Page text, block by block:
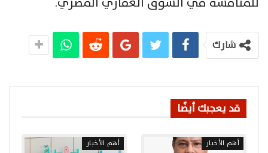
شارك
قد يعجبك أيضًا
أهم الأخبار أهم الأخبار